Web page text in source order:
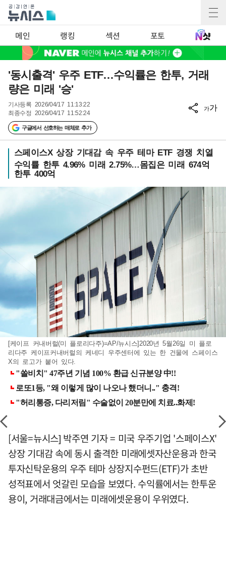
메인 랭킹 섹션 포토
'동시출격' 우주 ETF…수익률은 한투, 거래
량은 미래 '승'
기사등록 2026/04/17 11:13:22
최종수정 2026/04/17 11:52:24
구글에서 선호하는 매체로 추가
가가
스페이스X 상장 기대감 속 우주 테마 ETF 경쟁 치열
수익률 한투 4.96% 미래 2.75%…몸집은 미래 674억
한투 400억
[케이프 커내버럴(미 플로리다주)=AP/뉴시스]2020년 5월26일 미 플로
리다주 케이프커내버럴의 케네디 우주센터에 있는 한 건물에 스페이스
X의 로고가 붙어 있다.
[서울=뉴시스] 박주연 기자 = 미국 우주기업 '스페이스X'
상장 기대감 속에 동시 출격한 미래에셋자산운용과 한국
투자신탁운용의 우주 테마 상장지수펀드(ETF)가 초반
성적표에서 엇갈린 모습을 보였다. 수익률에서는 한투운
용이, 거래대금에서는 미래에셋운용이 우위였다.